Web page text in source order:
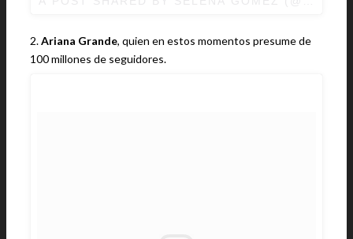
2.Ariana Grande, quien en estos momentos presume de
100 millones de seguidores.